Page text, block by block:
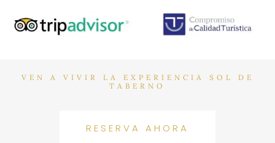
VEN A VIVIR LA EXPERIENCIA SOL DE
TABERNO
RESERVA AHORA